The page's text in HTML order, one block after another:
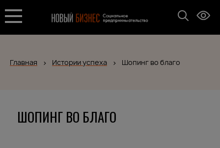
Главная Истории успеха Шопинг во благо
ШОПИНГ ВО БЛАГО